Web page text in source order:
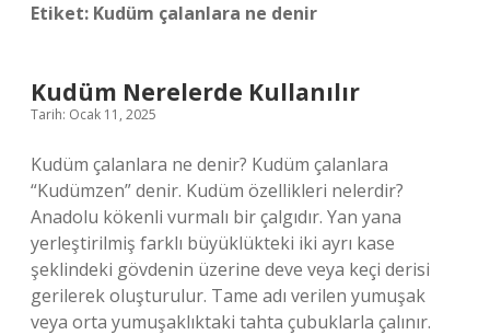
Etiket: Kudüm çalanlara ne denir
Kudüm Nerelerde Kullanılır
Tarih: Ocak 11, 2025
Kudüm çalanlara ne denir? Kudüm çalanlara
“Kudümzen” denir. Kudüm özellikleri nelerdir?
Anadolu kökenli vurmalı bir çalgıdır. Yan yana
yerleştirilmiş farklı büyüklükteki iki ayrı kase
şeklindeki gövdenin üzerine deve veya keçi derisi
gerilerek oluşturulur. Tame adı verilen yumuşak
veya orta yumuşaklıktaki tahta çubuklarla çalınır.